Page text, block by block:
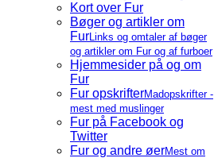
Kort over Fur
Bøger og artikler om
FurLinks og omtaler af bøger
og artikler om Fur og af furboer
Hjemmesider på og om
Fur
Fur opskrifterMadopskrifter -
mest med muslinger
Fur på Facebook og
Twitter
Fur og andre øerMest om